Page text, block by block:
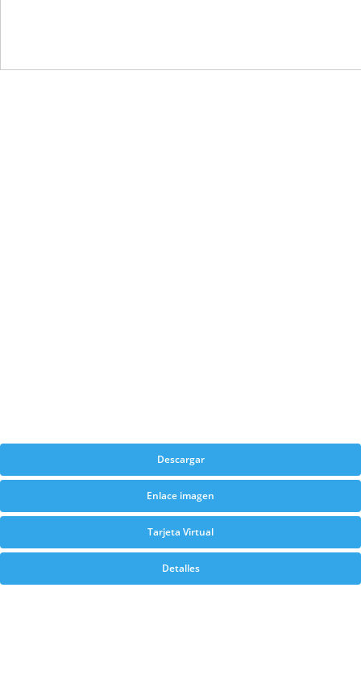
Descargar
Enlace imagen
Tarjeta Virtual
Detalles